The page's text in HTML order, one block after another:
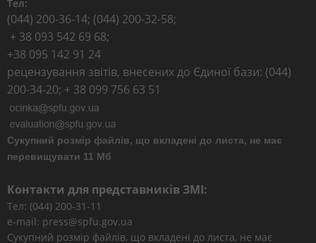
Тел:
(044) 200-36-14; (044) 200-32-58;
+ 38 093 542 69 68;
+38 095 142 91 24
рецензування звітів, внесених до Єдиної бази: (044)
200-34-20; + 38 099 756 63 51
Сукупний розмір файлів, що вкладені до листа, не має
перевищувати 11 Мб
Контакти для представників ЗМІ:
Тел: (044) 200-31-11
e-mail: press@spfu.gov.ua
Сукупний розмір файлів, що вкладені до листа, не має